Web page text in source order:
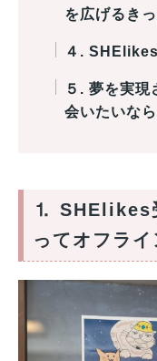
を広げるき
４.
５. 夢を実現
会いたいな
⒈ SHElikes
ってオフライ